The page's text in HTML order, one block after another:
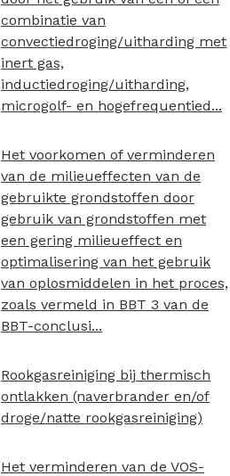
combinatie van
convectiedroging/uitharding met
inert gas,
inductiedroging/uitharding,
microgolf- en hogefrequentied...
Het voorkomen of verminderen
van de milieueffecten van de
gebruikte grondstoffen door
gebruik van grondstoffen met
een gering milieueffect en
optimalisering van het gebruik
van oplosmiddelen in het proces,
zoals vermeld in BBT 3 van de
BBT-conclusi...
Rookgasreiniging bij thermisch
ontlakken (naverbrander en/of
droge/natte rookgasreiniging)
Het verminderen van de VOS-